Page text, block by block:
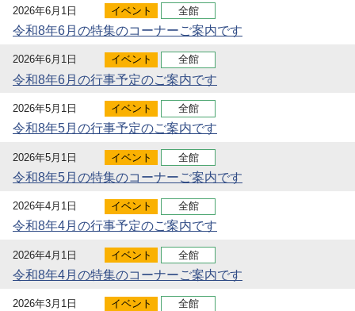
2026年6月1日 イベント 全館
令和8年6月の特集のコーナーご案内です
2026年6月1日 イベント 全館
令和8年6月の行事予定のご案内です
2026年5月1日 イベント 全館
令和8年5月の行事予定のご案内です
2026年5月1日 イベント 全館
令和8年5月の特集のコーナーご案内です
2026年4月1日 イベント 全館
令和8年4月の行事予定のご案内です
2026年4月1日 イベント 全館
令和8年4月の特集のコーナーご案内です
2026年3月1日 イベント 全館